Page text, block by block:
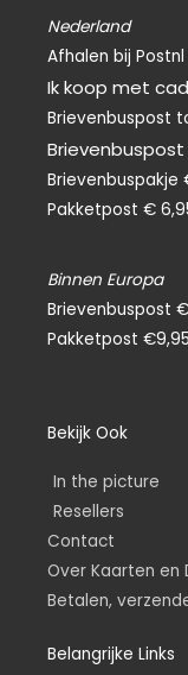
Nederland
Afhalen bij
Ik koop met
Brievenbuspost
Brievenbuspakje
Pakketpost €
Binnen Europa
Brievenbuspost
Pakketpost €9,95
Bekijk Ook
In the picture
Resellers
Contact
Over Kaarten en
Betalen,
Belangrijke Links